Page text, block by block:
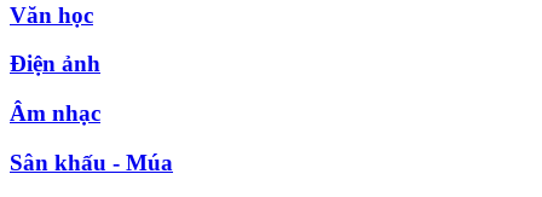
Văn học
Điện ảnh
Âm nhạc
Sân khấu - Múa